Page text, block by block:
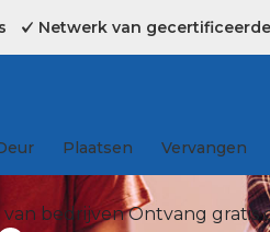
Netwerk van
Plaatsen Vervangen
van bedrijvenOntvang gratis